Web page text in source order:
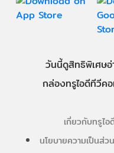
วันนี้ดูสิทธิพิเศษ
กล่องทรูไอดีทีวีค
เกี่ยวกับทรูไอ
นโยบายความเป็นส่ว